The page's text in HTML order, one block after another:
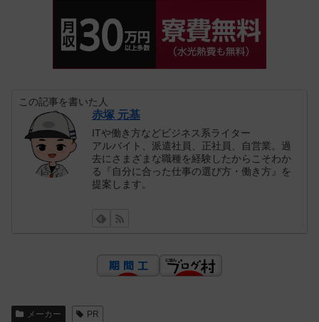
この記事を書いた人
赤塚 元基
ITや働き方などビジネス系ライター
アルバイト、派遣社員、正社員、自営業。過
去にさまざまな職種を経験したからこそわか
る『自分に合った仕事の選び方・働き方』を
提案します。
メーカー PR